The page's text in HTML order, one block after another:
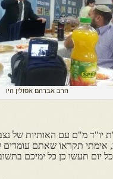
הרב אברהם אסולין היו
יו"ד מ"ם עם האותיות של
אימתי תקראו שאתם עומדים
יום תעשו כן כל ימיכם